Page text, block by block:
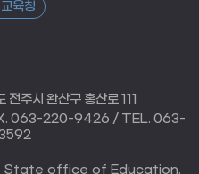
육청
주시 완산구 홍산로 111
063-220-9426 / TEL. 063-
office of Education.